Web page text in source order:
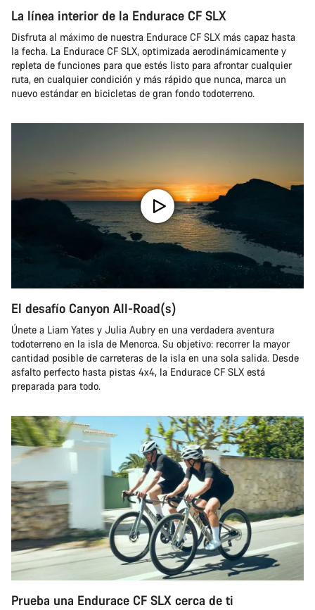
La línea interior de la Endurace CF SLX
Disfruta al máximo de nuestra Endurace CF SLX más capaz hasta
la fecha. La Endurace CF SLX, optimizada aerodinámicamente y
repleta de funciones para que estés listo para afrontar cualquier
ruta, en cualquier condición y más rápido que nunca, marca un
nuevo estándar en bicicletas de gran fondo todoterreno.
El desafío Canyon All-Road(s)
Únete a Liam Yates y Julia Aubry en una verdadera aventura
todoterreno en la isla de Menorca. Su objetivo: recorrer la mayor
cantidad posible de carreteras de la isla en una sola salida. Desde
asfalto perfecto hasta pistas 4x4, la Endurace CF SLX está
preparada para todo.
Prueba una Endurace CF SLX cerca de ti